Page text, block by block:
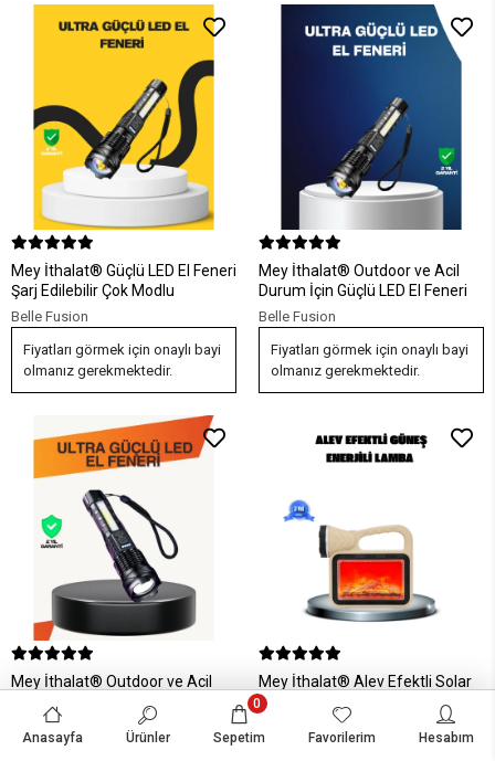
Mey İthalat® Güçlü LED El Feneri
Şarj Edilebilir Çok Modlu
Belle Fusion
Fiyatları görmek için onaylı bayi
olmanız gerekmektedir.
Mey İthalat® Outdoor ve Acil
Durum İçin Güçlü LED El Feneri
Belle Fusion
Fiyatları görmek için onaylı bayi
olmanız gerekmektedir.
Mey İthalat® Outdoor ve Acil
Belle Fusion
Mey İthalat® Alev Efektli Solar
Lamba COB Işıklı Taşınabilir
Bahçe Kamp Aydınlatma
Anasayfa Ürünler Sepetim
0
Favorilerim Hesabım